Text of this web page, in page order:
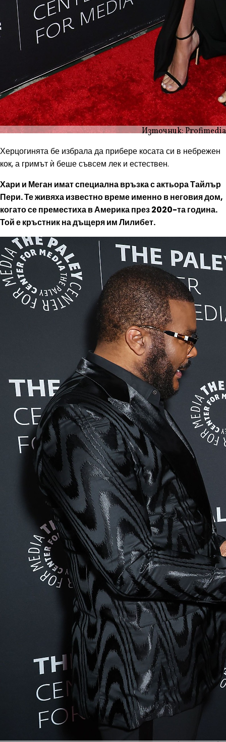
Източник: Profimedia
Херцогинята бе избрала да прибере косата си в небрежен
кок, а гримът ѝ беше съвсем лек и естествен.
Хари и Меган имат специална връзка с актьора Тайлър
Пери. Те живяха известно време именно в неговия дом,
когато се преместиха в Америка през 2020-та година.
Той е кръстник на дъщеря им Лилибет.